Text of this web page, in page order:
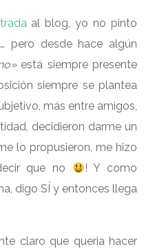
al blog, yo no pinto
pero desde hace algún
está siempre presente
siempre se plantea
más entre amigos,
decidieron darme un
lo propusieron, me hizo
que no
! Y como
digo SÍ y entonces llega
claro que queria hacer